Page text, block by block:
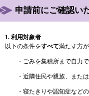
申請前にご確認い
1. 利用対象者
以下の条件をすべて満たす方が
・ごみを集積所まで自力で
・近隣住民や親族、または
・寝たきりや認知症などの